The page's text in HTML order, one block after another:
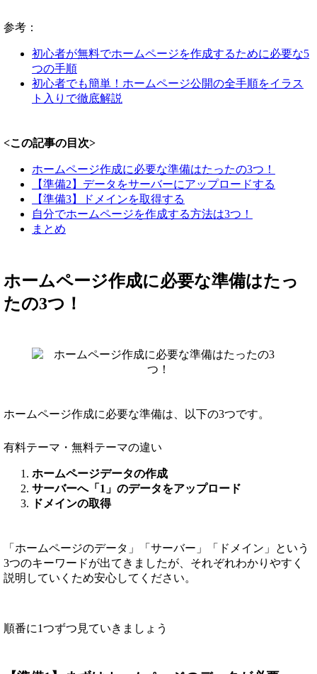
参考：
初心者が無料でホームページを作成するために必要な5
つの手順
初心者でも簡単！ホームページ公開の全手順をイラス
ト入りで徹底解説
<この記事の目次>
ホームページ作成に必要な準備はたったの3つ！
【準備2】データをサーバーにアップロードする
【準備3】ドメインを取得する
自分でホームページを作成する方法は3つ！
まとめ
ホームページ作成に必要な準備はたっ
たの3つ！
ホームページ作成に必要な準備は、以下の3つです。
有料テーマ・無料テーマの違い
ホームページデータの作成
サーバーへ「1」のデータをアップロード
ドメインの取得
「ホームページのデータ」「サーバー」「ドメイン」という
3つのキーワードが出てきましたが、それぞれわかりやすく
説明していくため安心してください。
順番に1つずつ見ていきましょう